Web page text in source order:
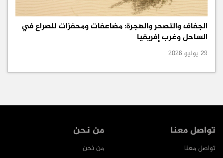
الجفاف والتصحر والهجرة: مضاعفات ومحفزات للصراع في
الساحل وغرب إفريقيا
29 يوليو 2026
من نحن
من نحن
تواصل معنا
تواصل معنا